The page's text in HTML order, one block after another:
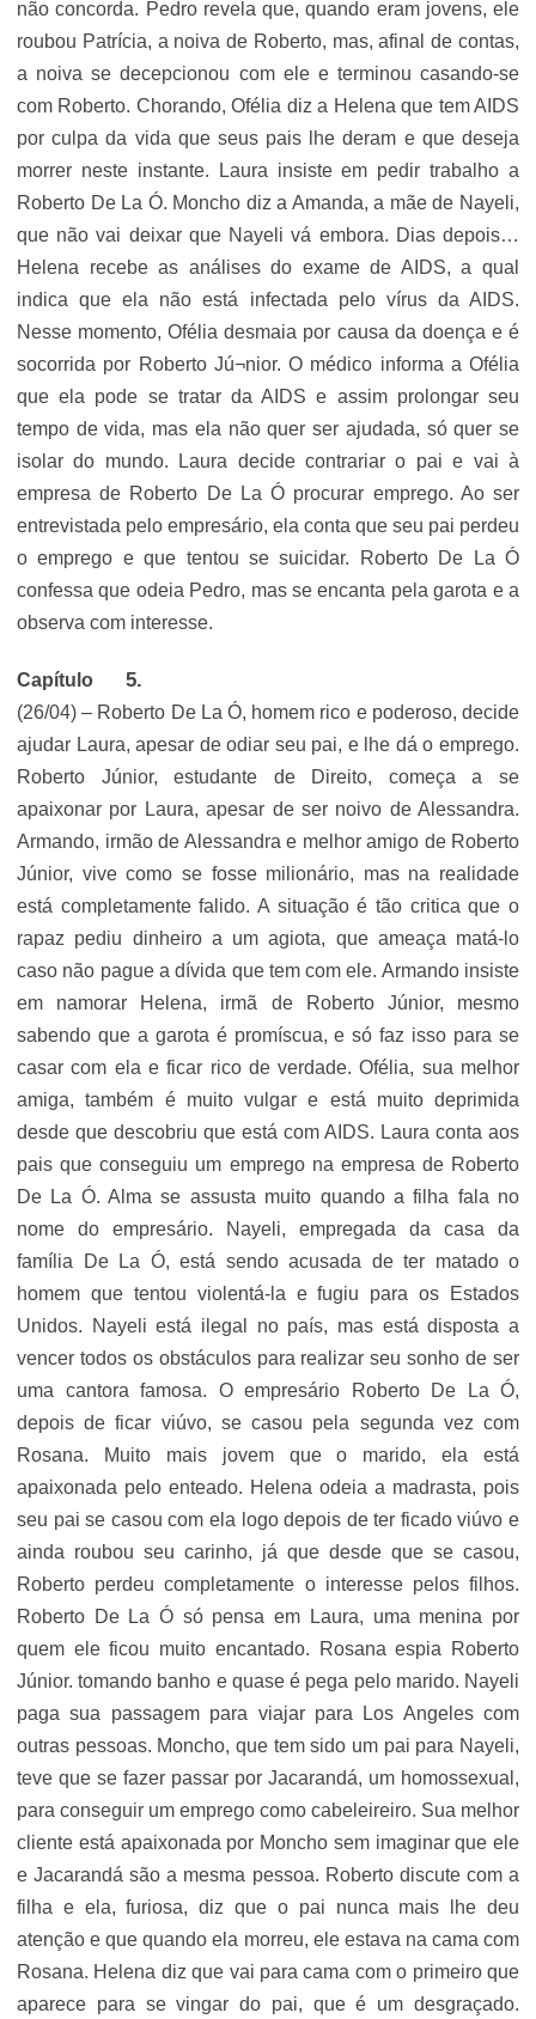
não concorda. Pedro revela que, quando eram jovens, ele
roubou Patrícia, a noiva de Roberto, mas, afinal de contas,
a noiva se decepcionou com ele e terminou casando-se
com Roberto. Chorando, Ofélia diz a Helena que tem AIDS
por culpa da vida que seus pais lhe deram e que deseja
morrer neste instante. Laura insiste em pedir trabalho a
Roberto De La Ó. Moncho diz a Amanda, a mãe de Nayeli,
que não vai deixar que Nayeli vá embora. Dias depois…
Helena recebe as análises do exame de AIDS, a qual
indica que ela não está infectada pelo vírus da AIDS.
Nesse momento, Ofélia desmaia por causa da doença e é
socorrida por Roberto Jú¬nior. O médico informa a Ofélia
que ela pode se tratar da AIDS e assim prolongar seu
tempo de vida, mas ela não quer ser ajudada, só quer se
isolar do mundo. Laura decide contrariar o pai e vai à
empresa de Roberto De La Ó procurar emprego. Ao ser
entrevistada pelo empresário, ela conta que seu pai perdeu
o emprego e que tentou se suicidar. Roberto De La Ó
confessa que odeia Pedro, mas se encanta pela garota e a
observa com interesse.
Capítulo
(26/04) – Roberto De La Ó, homem rico e poderoso, decide
ajudar Laura, apesar de odiar seu pai, e lhe dá o emprego.
Roberto Júnior, estudante de Direito, começa a se
apaixonar por Laura, apesar de ser noivo de Alessandra.
Armando, irmão de Alessandra e melhor amigo de Roberto
Júnior, vive como se fosse milionário, mas na realidade
está completamente falido. A situação é tão critica que o
rapaz pediu dinheiro a um agiota, que ameaça matá-lo
caso não pague a dívida que tem com ele. Armando insiste
em namorar Helena, irmã de Roberto Júnior, mesmo
sabendo que a garota é promíscua, e só faz isso para se
casar com ela e ficar rico de verdade. Ofélia, sua melhor
amiga, também é muito vulgar e está muito deprimida
desde que descobriu que está com AIDS. Laura conta aos
pais que conseguiu um emprego na empresa de Roberto
De La Ó. Alma se assusta muito quando a filha fala no
nome do empresário. Nayeli, empregada da casa da
família De La Ó, está sendo acusada de ter matado o
homem que tentou violentá-la e fugiu para os Estados
Unidos. Nayeli está ilegal no país, mas está disposta a
vencer todos os obstáculos para realizar seu sonho de ser
uma cantora famosa. O empresário Roberto De La Ó,
depois de ficar viúvo, se casou pela segunda vez com
Rosana. Muito mais jovem que o marido, ela está
apaixonada pelo enteado. Helena odeia a madrasta, pois
seu pai se casou com ela logo depois de ter ficado viúvo e
ainda roubou seu carinho, já que desde que se casou,
Roberto perdeu completamente o interesse pelos filhos.
Roberto De La Ó só pensa em Laura, uma menina por
quem ele ficou muito encantado. Rosana espia Roberto
Júnior. tomando banho e quase é pega pelo marido. Nayeli
paga sua passagem para viajar para Los Angeles com
outras pessoas. Moncho, que tem sido um pai para Nayeli,
teve que se fazer passar por Jacarandá, um homossexual,
para conseguir um emprego como cabeleireiro. Sua melhor
cliente está apaixonada por Moncho sem imaginar que ele
e Jacarandá são a mesma pessoa. Roberto discute com a
filha e ela, furiosa, diz que o pai nunca mais lhe deu
atenção e que quando ela morreu, ele estava na cama com
Rosana. Helena diz que vai para cama com o primeiro que
aparece para se vingar do pai, que é um desgraçado.